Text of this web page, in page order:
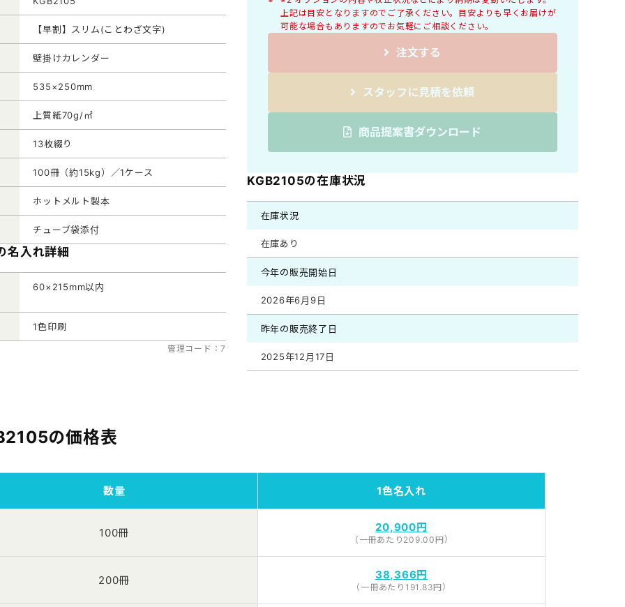
【早割】スリム(ことわざ文字)
壁掛けカレンダー
535×250mm
上質紙70g/㎡
13枚綴り
100冊（約15kg）／1ケース
ホットメルト製本
チューブ袋添付
名入れ詳細
60×215mm以内
1色印刷
管理コード：7
上記は目安となりますのでご了承ください。目安よりも早くお届けが
可能な場合もありますのでお気軽にご相談ください。
注文する
スタッフに見積を依頼
商品提案書ダウンロード
KGB2105の在庫状況
在庫状況
在庫あり
今年の販売開始日
2026年6月9日
昨年の販売終了日
2025年12月17日
の価格表
数量 1色名入れ
100冊 20,900円
（一冊あたり209.00円）
200冊 38,366円
（一冊あたり191.83円）